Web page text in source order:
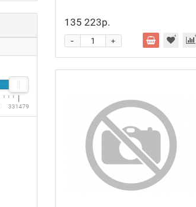
331479
135 223р.
+
-